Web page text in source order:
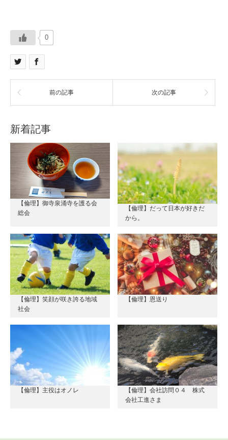
0
前の記事 次の記事
新着記事
【倫理】御寺泉涌寺を護る会
総会
【倫理】だって日本が好きだ
から。
【倫理】笑顔が咲き誇る地域
社会
【倫理】恩送り
【倫理】主役はオノレ
【倫理】会社訪問０４ 株式
会社工進さま